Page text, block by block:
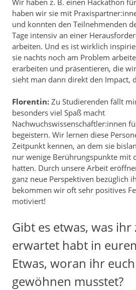
haben wir sie mit
und konnten den Teilnehmenden
Tage intensiv an einer
arbeiten. Und es ist wirklich
sie nachts noch am Problem
erarbeiten und präsentieren, die
sieht man dann direkt den Impact,
Florentin: Zu Studierenden fällt
besonders viel Spaß macht
Nachwuchswissenschaftler:innen
begeistern. Wir lernen diese
Zeitpunkt kennen, an dem sie
nur wenige Berührungspunkte mit
hatten. Durch unsere Arbeit
ganz neue Perspektiven bezüglich
bekommen wir oft sehr positives
motiviert!
Gibt es etwas, was
erwartet habt in
Etwas, woran ihr
gewöhnen musstet?